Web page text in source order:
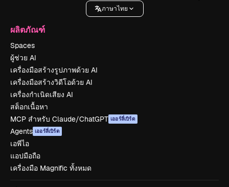
ภาษาไทย
ผลิตภัณฑ์
Spaces
ผู้ช่วย AI
เครื่องมือสร้างรูปภาพด้วย AI
เครื่องมือสร้างวิดีโอด้วย AI
เครื่องกำเนิดเสียง AI
สต็อกเนื้อหา
MCP สำหรับ Claude/ChatGPT เออร์ลี่เบิร์ด
Agents เออร์ลี่เบิร์ด
เอพีไอ
แอปมือถือ
เครื่องมือ Magnific ทั้งหมด